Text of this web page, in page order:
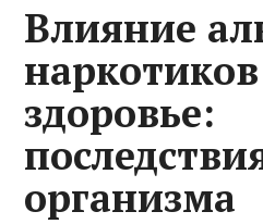
Влияние
здоровье:
организма